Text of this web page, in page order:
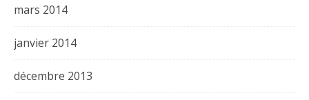
mars 2014
janvier 2014
décembre 2013